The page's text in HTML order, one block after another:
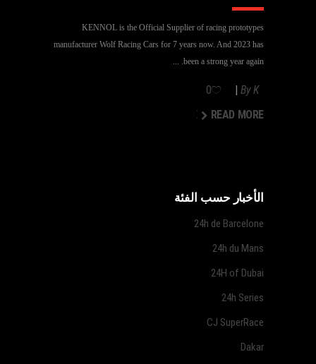
KENNOL is the Official Supplier of racing prototypes
manufacturer Wolf Racing Cars for 7 years now. And 2023 has
been a strong year again.
ByK
0
READ MORE
READ MORE
الأخبار حسب الفئة
24h de Barcelone
24h du Mans
24H of Dubai
24h Series
CJ SuperRace
Dakar